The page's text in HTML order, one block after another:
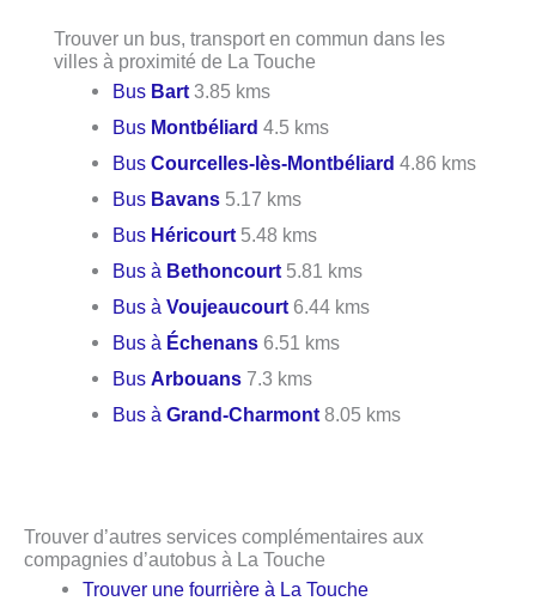
Trouver un bus, transport en commun dans les
villes à proximité de La Touche
Bus Bart 3.85 kms
Bus Montbéliard 4.5 kms
BusCourcelles-lès-Montbéliard 4.86 kms
Bus Bavans 5.17 kms
Bus Héricourt 5.48 kms
Bus à Bethoncourt 5.81 kms
Bus àVoujeaucourt 6.44 kms
Bus à Échenans 6.51 kms
BusArbouans 7.3 kms
Bus àGrand-Charmont 8.05 kms
Trouver d’autres services complémentaires aux
compagnies d’autobus à La Touche
Trouver une fourrière à La Touche